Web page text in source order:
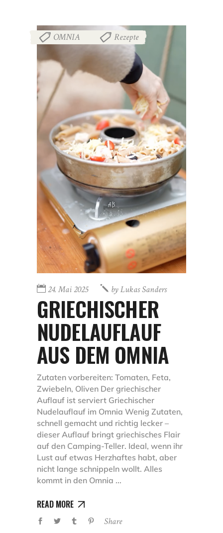
OMNIA Rezepte
24. Mai 2025 byLukas Sanders
GRIECHISCHER
NUDELAUFLAUF
AUS DEM OMNIA
Zutaten vorbereiten: Tomaten, Feta,
Zwiebeln, Oliven Der griechischer
Auflauf ist serviert Griechischer
Nudelauflauf im Omnia Wenig Zutaten,
schnell gemacht und richtig lecker –
dieser Auflauf bringt griechisches Flair
auf den Camping-Teller. Ideal, wenn ihr
Lust auf etwas Herzhaftes habt, aber
nicht lange schnippeln wollt. Alles
kommt in den Omnia
READ MORE
Share